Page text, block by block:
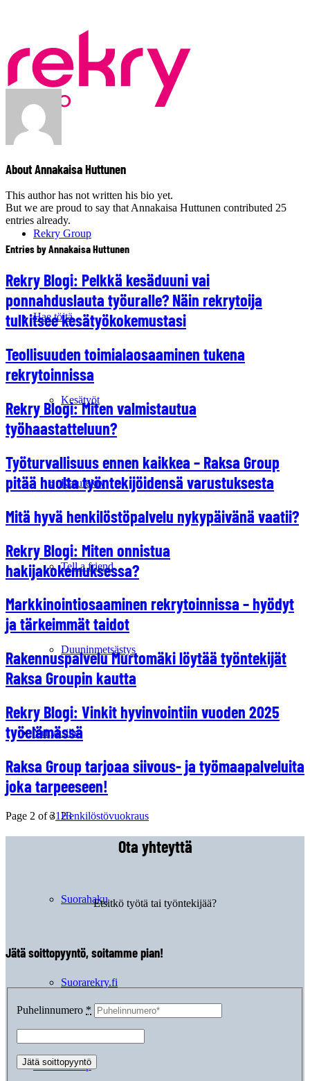
Rekry Group
Hae töitä
Kesätyöt
Katurekry
Tell a friend
Duuninmetsästys
Yrityksille
Henkilöstövuokraus
Suorahaku
Suorarekry.fi
Raksa Group
AboutAnnakaisa Huttunen
This author has not written his bio yet.
But we are proud to say thatAnnakaisa Huttunen contributed 25
entries already.
Entries by Annakaisa Huttunen
Rekry Blogi: Pelkkä kesäduuni vai
ponnahduslauta työuralle? Näin rekrytoija
tulkitsee kesätyökokemustasi
Teollisuuden toimialaosaaminen tukena
rekrytoinnissa
Rekry Blogi: Miten valmistautua
työhaastatteluun?
Työturvallisuus ennen kaikkea – Raksa Group
pitää huolta työntekijöidensä varustuksesta
Mitä hyvä henkilöstöpalvelu nykypäivänä vaatii?
Rekry Blogi: Miten onnistua
hakijakokemuksessa?
Markkinointiosaaminen rekrytoinnissa – hyödyt
ja tärkeimmät taidot
Rakennuspalvelu Murtomäki löytää työntekijät
Raksa Groupin kautta
Rekry Blogi: Vinkit hyvinvointiin vuoden 2025
työelämässä
Raksa Group tarjoaa siivous- ja työmaapalveluita
joka tarpeeseen!
Page 2 of 3123
Ota yhteyttä
Etsitkö työtä tai työntekijää?
Jätä soittopyyntö, soitamme pian!
Puhelinnumero *